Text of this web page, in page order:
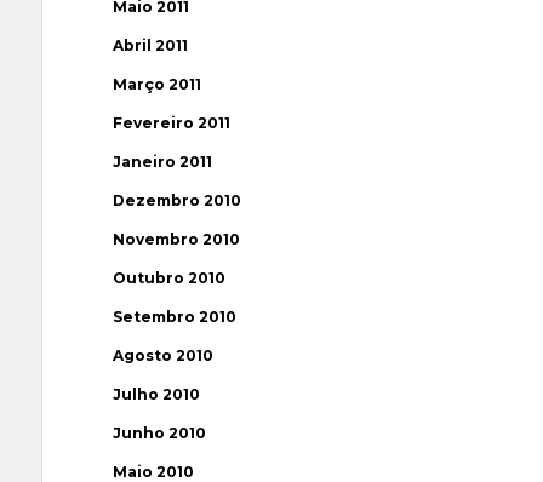
Maio 2011
Abril 2011
Março 2011
Fevereiro 2011
Janeiro 2011
Dezembro 2010
Novembro 2010
Outubro 2010
Setembro 2010
Agosto 2010
Julho 2010
Junho 2010
Maio 2010